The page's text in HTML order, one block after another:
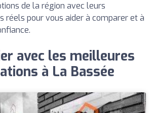
de la région avec leurs
réels pour vous aider à comparer et à
avec les meilleures
à La Bassée